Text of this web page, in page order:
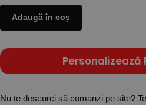
Adaugă în coș
Personalizează
Nu te descurci să comanzi pe site?